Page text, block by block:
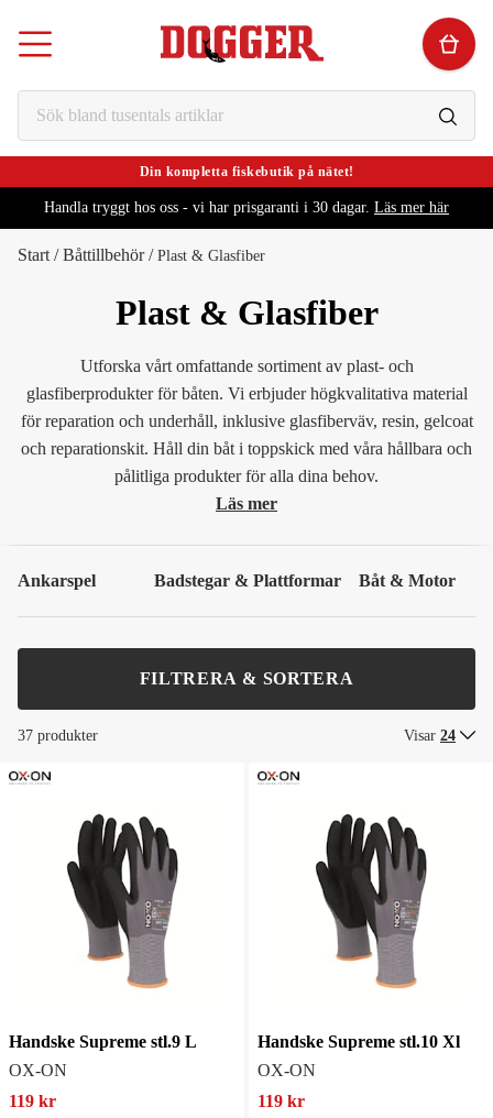
Din kompletta fiskebutik på nätet!
Handla tryggt hos oss - vi har prisgaranti i 30 dagar. Läs mer här
Start /Båttillbehör/ Plast & Glasfiber
Plast & Glasfiber
Utforska vårt omfattande sortiment av plast- och
glasfiberprodukter för båten. Vi erbjuder högkvalitativa material
för reparation och underhåll, inklusive glasfiberväv, resin, gelcoat
och reparationskit. Håll din båt i toppskick med våra hållbara och
pålitliga produkter för alla dina behov.
Läs mer
Ankarspel Badstegar & Plattformar Båt & Motor
FILTRERA & SORTERA
37 produkter Visar 24
Handske Supreme stl.9 L
OX-ON
119 kr
Handske Supreme stl.10 Xl
OX-ON
119 kr